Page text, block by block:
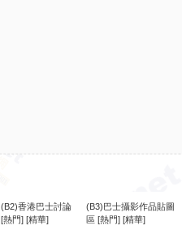
(B2)香港巴士討論
[熱門] [精華]
(B3)巴士攝影作品貼圖
區 [熱門] [精華]